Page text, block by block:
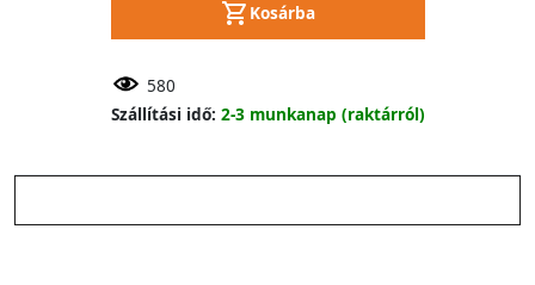
Kosárba
580
Szállítási idő: 2-3 munkanap (raktárról)